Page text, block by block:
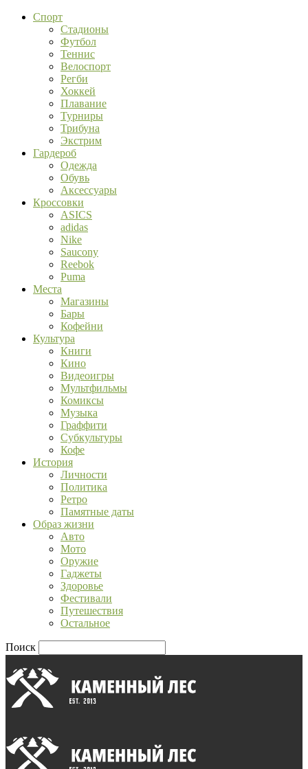
Спорт
Стадионы
Футбол
Теннис
Велоспорт
Регби
Хоккей
Плавание
Турниры
Трибуна
Экстрим
Гардероб
Одежда
Обувь
Аксессуары
Кроссовки
ASICS
adidas
Nike
Saucony
Reebok
Puma
Места
Магазины
Бары
Кофейни
Культура
Книги
Кино
Видеоигры
Мультфильмы
Комиксы
Музыка
Граффити
Субкультуры
Кофе
История
Личности
Политика
Ретро
Памятные даты
Образ жизни
Авто
Мото
Оружие
Гаджеты
Здоровье
Фестивали
Путешествия
Остальное
Поиск